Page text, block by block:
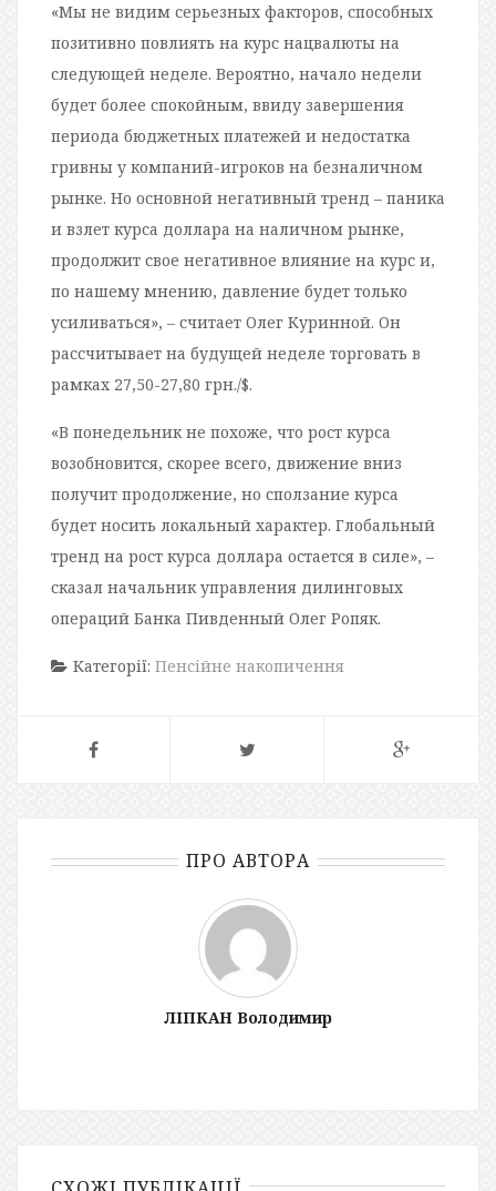
«Мы не видим серьезных факторов, способных
позитивно повлиять на курс нацвалюты на
следующей неделе. Вероятно, начало недели
будет более спокойным, ввиду завершения
периода бюджетных платежей и недостатка
гривны у компаний-игроков на безналичном
рынке. Но основной негативный тренд – паника
и взлет курса доллара на наличном рынке,
продолжит свое негативное влияние на курс и,
по нашему мнению, давление будет только
усиливаться», – считает Олег Куринной. Он
рассчитывает на будущей неделе торговать в
рамках 27,50-27,80 грн./$.
«В понедельник не похоже, что рост курса
возобновится, скорее всего, движение вниз
получит продолжение, но сползание курса
будет носить локальный характер. Глобальный
тренд на рост курса доллара остается в силе», –
сказал начальник управления дилинговых
операций Банка Пивденный Олег Ропяк.
Категорії: Пенсійне накопичення
ПРО АВТОРА
ЛІПКАН Володимир